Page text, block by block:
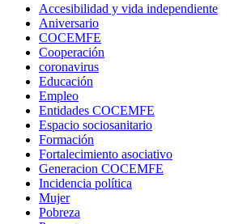
Accesibilidad y vida independiente
Aniversario
COCEMFE
Cooperación
coronavirus
Educación
Empleo
Entidades COCEMFE
Espacio sociosanitario
Formación
Fortalecimiento asociativo
Generacion COCEMFE
Incidencia política
Mujer
Pobreza